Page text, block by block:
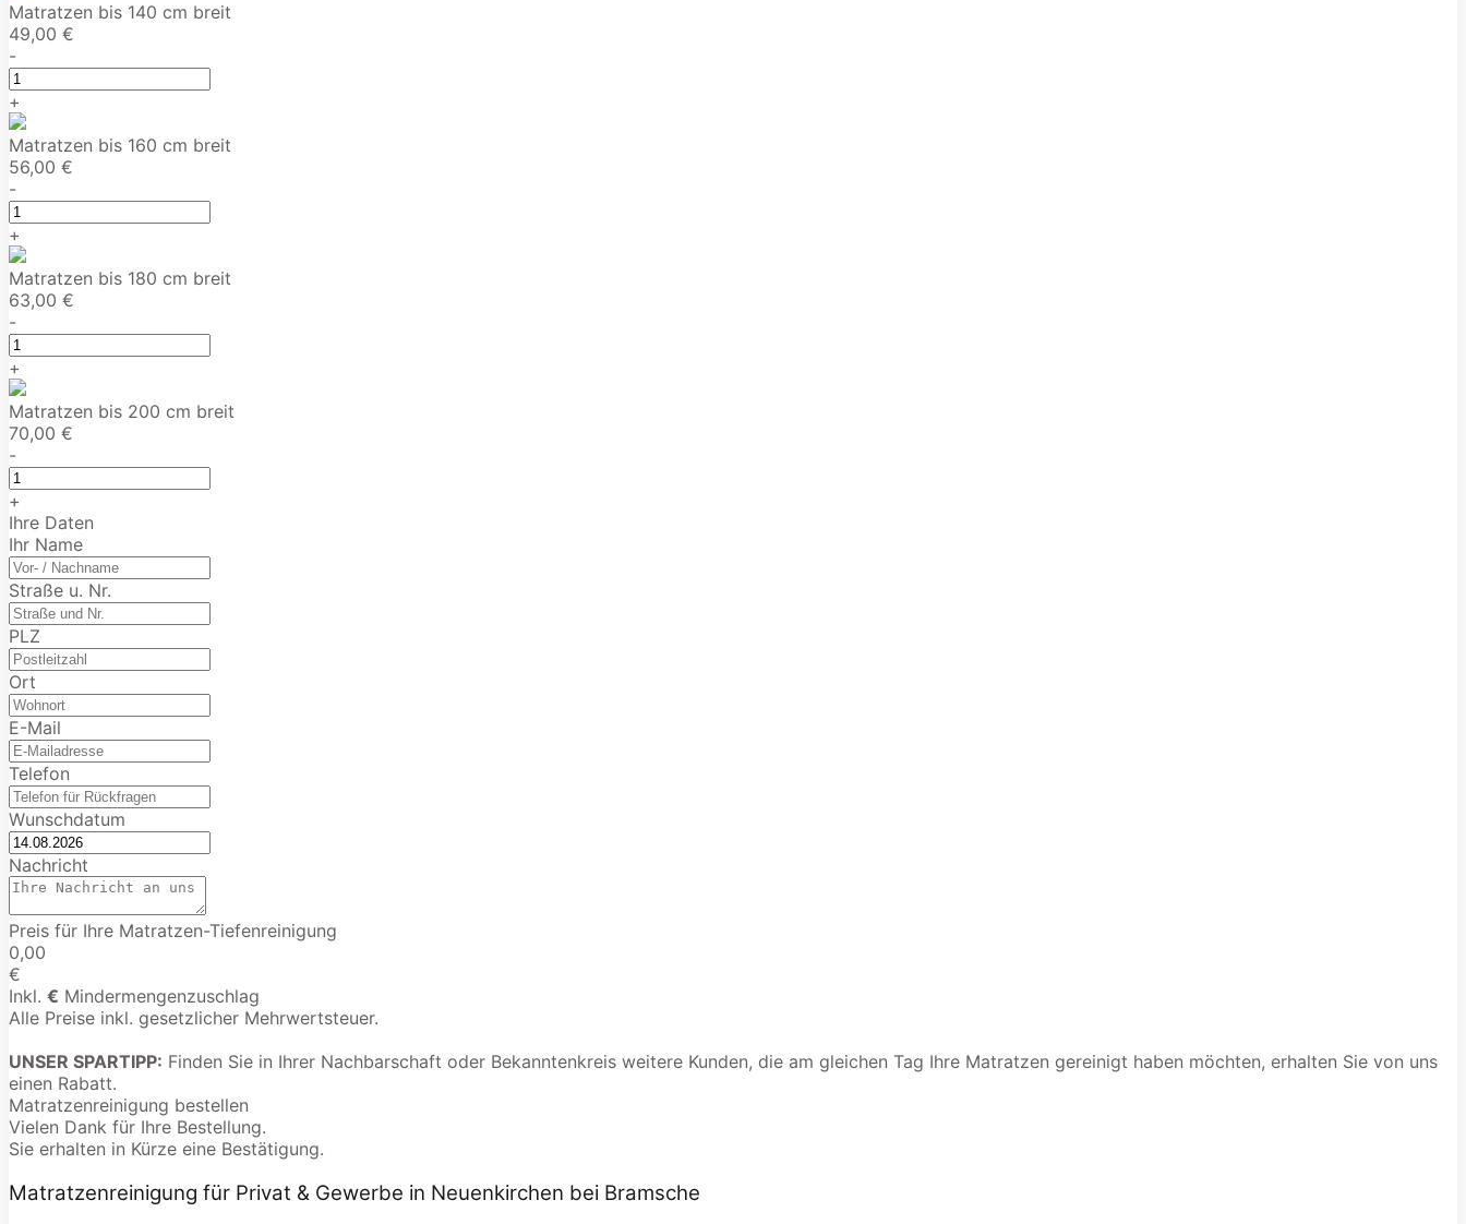
Matratzen bis 140 cm breit
49,00 €
-
+
Matratzen bis 160 cm breit
56,00 €
-
+
Matratzen bis 180 cm breit
63,00 €
-
+
Matratzen bis 200 cm breit
70,00 €
-
+
Ihre Daten
Ihr Name
Straße u. Nr.
PLZ
Ort
E-Mail
Telefon
Wunschdatum
Nachricht
Preis für Ihre Matratzen-Tiefenreinigung
0,00
€
Inkl. € Mindermengenzuschlag
Alle Preise inkl. gesetzlicher Mehrwertsteuer.
UNSER SPARTIPP: Finden Sie in Ihrer Nachbarschaft oder Bekanntenkreis weitere Kunden, die am gleichen Tag Ihre Matratzen gereinigt haben möchten, erhalten Sie von uns
einen Rabatt.
Matratzenreinigung bestellen
Vielen Dank für Ihre Bestellung.
Sie erhalten in Kürze eine Bestätigung.
Matratzenreinigung für Privat & Gewerbe in Neuenkirchen bei Bramsche